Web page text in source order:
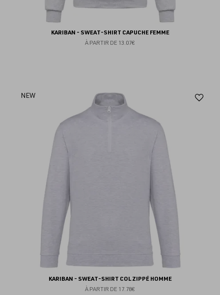
KARIBAN - SWEAT-SHIRT CAPUCHE FEMME
À PARTIR DE 13.07€
NEW
KARIBAN - SWEAT-SHIRT COL ZIPPÉ HOMME
À PARTIR DE 17.78€